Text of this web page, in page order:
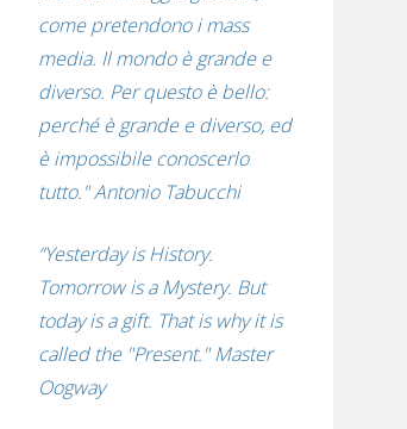
come pretendono i mass
media. Il mondo è grande e
diverso. Per questo è bello:
perché è grande e diverso, ed
è impossibile conoscerlo
tutto." Antonio Tabucchi
“Yesterday is History.
Tomorrow is a Mystery. But
today is a gift. That is why it is
called the "Present." Master
Oogway